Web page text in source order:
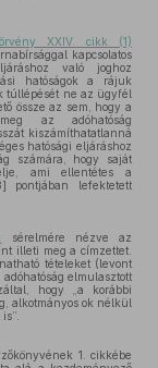
XXIV. cikk (1)
kapcsolatos
való joghoz
hatóságok a rájuk
túllépését ne az ügyfél
össze az sem, hogy a
meg az adóhatóság
kiszámíthatatlanná
hatósági eljáráshoz
számára, hogy saját
ami ellentétes a
pontjában lefektetett
sérelmére nézve az
illeti meg a címzettet.
tételeket (levont
elmulasztott
hogy „a korábbi
alkotmányos ok nélkül
1. cikkébe